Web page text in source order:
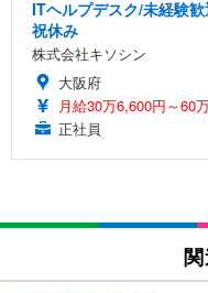
ITヘルプデスク/未経験
祝休み
株式会社キソシン
大阪府
月給30万6,600円～60
正社員